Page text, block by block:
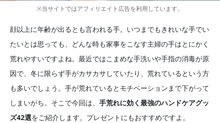
※当サイトではアフィリエイト広告を利用しています。
顔以上に年齢が出るとも言われる手。いつまでもきれいな手でい
たいとは思っても、どんな時も家事をこなす主婦の手はとにかく
荒れやすいですよね。最近ではこまめな手洗いや手指の消毒が原
因で、冬に限らず手がカサカサしていたり、荒れているという方
も多いでしょう。手が荒れているとモチベーションまで下がって
しまいがち。そこで今回は、 手荒れに効く最強のハンドケアグッ
ズ42選をご紹介します。プレゼントにもおすすめですよ。